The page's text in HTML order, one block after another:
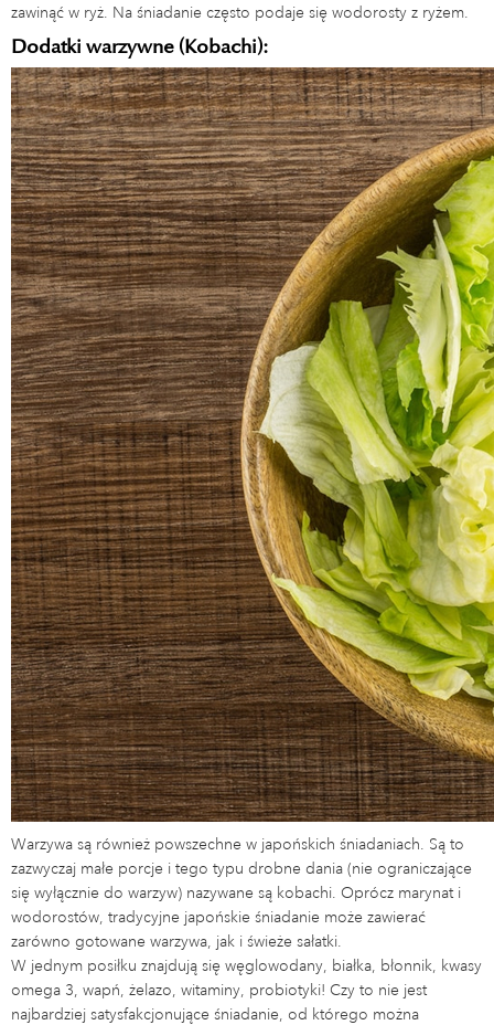
zawinąć w ryż. Na śniadanie często podaje się wodorosty z ryżem.
Dodatki warzywne (Kobachi):
Warzywa są również powszechne w japońskich śniadaniach. Są to
zazwyczaj małe porcje i tego typu drobne dania (nie ograniczające
się wyłącznie do warzyw) nazywane są kobachi. Oprócz marynat i
wodorostów, tradycyjne japońskie śniadanie może zawierać
zarówno gotowane warzywa, jak i świeże sałatki.
W jednym posiłku znajdują się węglowodany, białka, błonnik, kwasy
omega 3, wapń, żelazo, witaminy, probiotyki! Czy to nie jest
najbardziej satysfakcjonujące śniadanie, od którego można